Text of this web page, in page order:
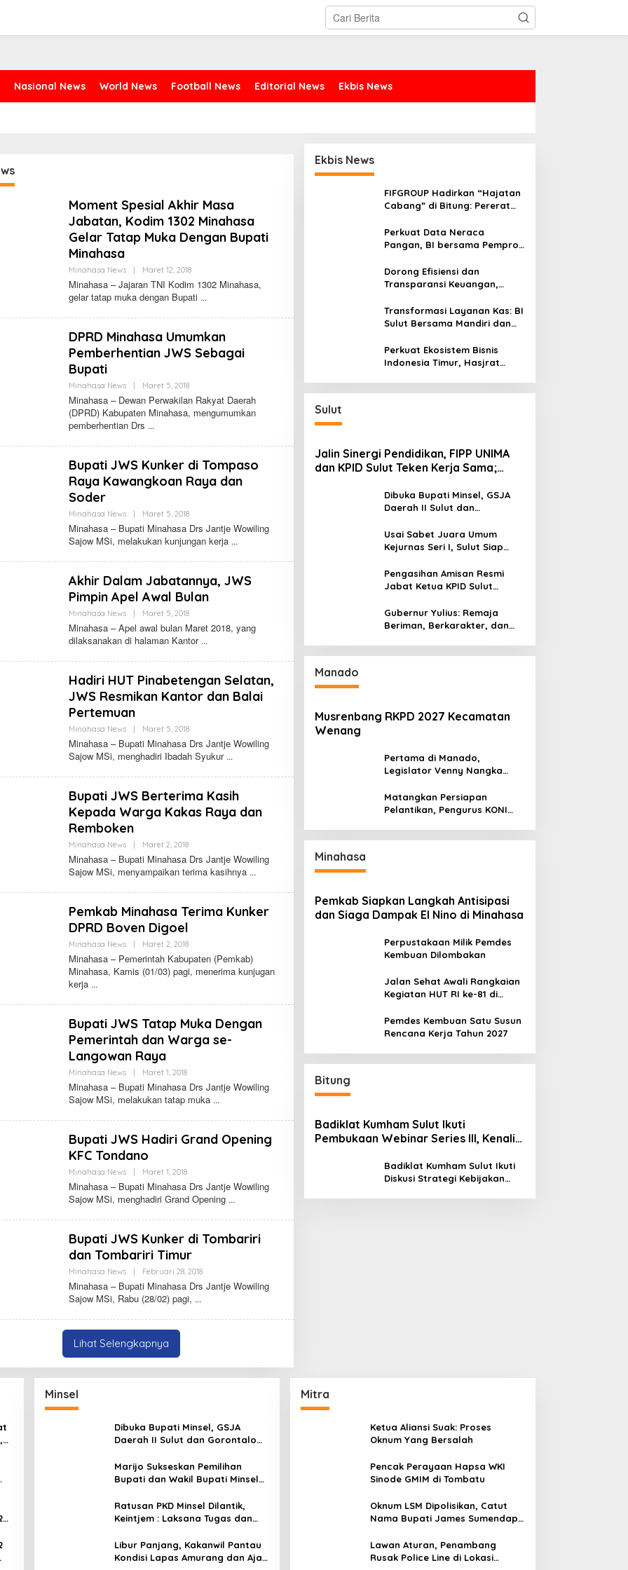
Nasional News World News Football News Editorial News Ekbis News
Moment Spesial Akhir Masa
Jabatan, Kodim 1302 Minahasa
Gelar Tatap Muka Dengan Bupati
Minahasa
Minahasa News Maret 12, 2018O
E
H
E
N
A
N
U
A
U
Minahasa – Jajaran TNI Kodim 1302 Minahasa,
gelar tatap muka dengan Bupati
DPRD Minahasa Umumkan
Pemberhentian JWS Sebagai
Bupati
Minahasa News Maret 5, 2018O
E
H
R
A
D
U
M
A
N
U
Minahasa – Dewan Perwakilan Rakyat Daerah
(DPRD) Kabupaten Minahasa, mengumumkan
pemberhentian Drs
Bupati JWS Kunker di Tompaso
Raya Kawangkoan Raya dan
Soder
Minahasa News Maret 5, 2018O
L
E
H
E
N
A
N
D
L
U
A
A
W
Minahasa – Bupati Minahasa Drs Jantje Wowiling
Sajow MSi, melakukan kunjungan kerja
Akhir Dalam Jabatannya, JWS
Pimpin Apel Awal Bulan
Minahasa News Maret 5, 2018O
L
E
H
E
N
A
N
L
U
M
A
A
W
Minahasa – Apel awal bulan Maret 2018, yang
dilaksanakan di halaman Kantor
Hadiri HUT Pinabetengan Selatan,
JWS Resmikan Kantor dan Balai
Pertemuan
Minahasa News Maret 5, 2018O
L
E
H
E
N
A
N
U
A
A
U
W
Minahasa – Bupati Minahasa Drs Jantje Wowiling
Sajow MSi, menghadiri Ibadah Syukur
Bupati JWS Berterima Kasih
Kepada Warga Kakas Raya dan
Remboken
Minahasa News Maret 2, 2018O
L
E
H
E
N
D
L
U
U
W
Minahasa – Bupati Minahasa Drs Jantje Wowiling
Sajow MSi, menyampaikan terima kasihnya
Pemkab Minahasa Terima Kunker
DPRD Boven Digoel
Minahasa News Maret 2, 2018O
E
H
R
A
D
M
A
N
U
Minahasa – Pemerintah Kabupaten (Pemkab)
Minahasa, Kamis (01/03) pagi, menerima kunjugan
kerja
Bupati JWS Tatap Muka Dengan
Pemerintah dan Warga se-
Langowan Raya
Minahasa News Maret 1, 2018O
E
H
E
N
D
L
U
A
A
W
Minahasa – Bupati Minahasa Drs Jantje Wowiling
Sajow MSi, melakukan tatap muka
Bupati JWS Hadiri Grand Opening
KFC Tondano
Minahasa News Maret 1, 2018O
E
H
E
N
A
N
D
L
U
A
Minahasa – Bupati Minahasa Drs Jantje Wowiling
Sajow MSi, menghadiri Grand Opening
Bupati JWS Kunker di Tombariri
dan Tombariri Timur
Minahasa News Februari 28, 2018O
E
E
D
O
N
A
Minahasa – Bupati Minahasa Drs Jantje Wowiling
Sajow MSi, Rabu (28/02) pagi,
Lihat Selengkapnya
Ekbis News
FIFGROUP Hadirkan “Hajatan
Cabang” di Bitung: Pererat
Lokal & Tawarkan Beragam
Promo Khusus
Perkuat Data Neraca
Pangan, BI bersama Pemprov
dan Kendalikan Inflasi
Dorong Efisiensi dan
Transparansi Keuangan,
Digitalisasi Transaksi
Bersama BI Sulut
Transformasi Layanan Kas: BI
Sulut Bersama Mandiri dan
Kas Mitra Utama, Jangkau
Wilayah Kepulauan
Perkuat Ekosistem Bisnis
Indonesia Timur, Hasjrat
Sulut
Jalin Sinergi Pendidikan, FIPP UNIMA
dan KPID Sulut Teken Kerja Sama;
Literasi PenyiaranDibuka Bupati Minsel, GSJA
Daerah II Sulut dan
Rakerda di Amurang
Usai Sabet Juara Umum
Kejurnas Seri I, Sulut Siap
Seri II Piala Presiden di
Tompaso
Pengasihan Amisan Resmi
Jabat Ketua KPID Sulut
Gubernur Yulius: Remaja
Beriman, Berkarakter, dan
Manado
Musrenbang RKPD 2027 Kecamatan
Wenang
Pertama di Manado,
Legislator Venny Nangka
Titiwungen Utara
Matangkan Persiapan
Pelantikan, Pengurus KONI
Minahasa
Pemkab Siapkan Langkah Antisipasi
dan Siaga Dampak El Nino di Minahasa
Perpustakaan Milik Pemdes
Kembuan Dilombakan
Jalan Sehat Awali Rangkaian
Kegiatan HUT RI ke-81 di
Pemdes Kembuan Satu Susun
Rencana Kerja Tahun 2027
Bitung
Badiklat Kumham Sulut Ikuti
Pembukaan Webinar Series III, Kenali
Badiklat Kumham Sulut Ikuti
Diskusi Strategi Kebijakan
Minsel
Dibuka Bupati Minsel, GSJA
Daerah II Sulut dan Gorontalo
Amurang
Marijo Sukseskan Pemilihan
Bupati dan Wakil Bupati Minsel
Ratusan PKD Minsel Dilantik,
Keintjem : Laksana Tugas dan
Libur Panjang, Kakanwil Pantau
Kondisi Lapas Amurang dan Ajak
Mitra
Ketua Aliansi Suak: Proses
Oknum Yang Bersalah
Pencak Perayaan Hapsa WKI
Sinode GMIM di Tombatu
Oknum LSM Dipolisikan, Catut
Nama Bupati James Sumendap
Lawan Aturan, Penambang
Rusak Police Line di Lokasi